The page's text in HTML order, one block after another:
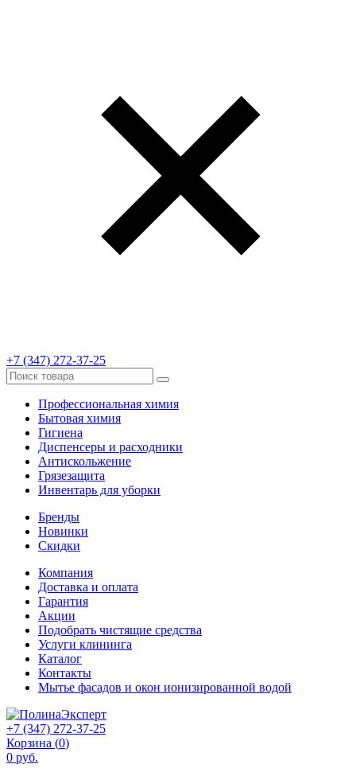
+7 (347) 272-37-25
Профессиональная химия
Бытовая химия
Гигиена
Диспенсеры и расходники
Антискольжение
Грязезащита
Инвентарь для уборки
Бренды
Новинки
Скидки
Компания
Доставка и оплата
Гарантия
Акции
Подобрать чистящие средства
Услуги клининга
Каталог
Контакты
Мытье фасадов и окон ионизированной водой
+7 (347) 272-37-25
Корзина (0)
0 руб.